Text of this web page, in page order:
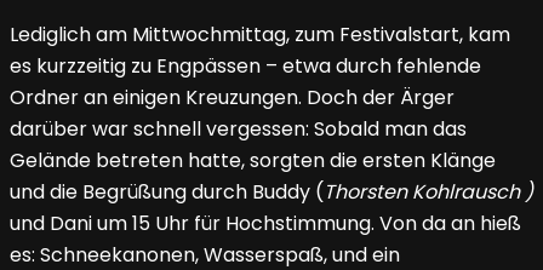
Lediglich am Mittwochmittag, zum Festivalstart, kam
es kurzzeitig zu Engpässen – etwa durch fehlende
Ordner an einigen Kreuzungen. Doch der Ärger
darüber war schnell vergessen: Sobald man das
Gelände betreten hatte, sorgten die ersten Klänge
und die Begrüßung durch Buddy (ThorstenKohlrausch )
und Dani um 15 Uhr für Hochstimmung. Von da an hieß
es: Schneekanonen, Wasserspaß, und ein